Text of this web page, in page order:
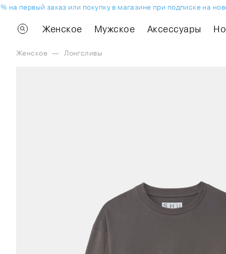
первый заказ или покупку в магазине при подписке на
Женское Мужское Аксессуары
Женское — Лонгсливы